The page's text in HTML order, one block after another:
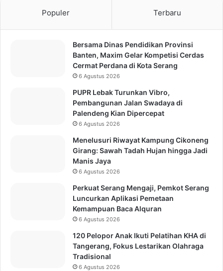
Populer Terbaru
Bersama Dinas Pendidikan Provinsi
Banten, Maxim Gelar Kompetisi Cerdas
Cermat Perdana di Kota Serang
6 Agustus 2026
PUPR Lebak Turunkan Vibro,
Pembangunan Jalan Swadaya di
Palendeng Kian Dipercepat
6 Agustus 2026
Menelusuri Riwayat Kampung Cikoneng
Girang: Sawah Tadah Hujan hingga Jadi
Manis Jaya
6 Agustus 2026
Perkuat Serang Mengaji, Pemkot Serang
Luncurkan Aplikasi Pemetaan
Kemampuan Baca Alquran
6 Agustus 2026
120 Pelopor Anak Ikuti Pelatihan KHA di
Tangerang, Fokus Lestarikan Olahraga
Tradisional
6 Agustus 2026